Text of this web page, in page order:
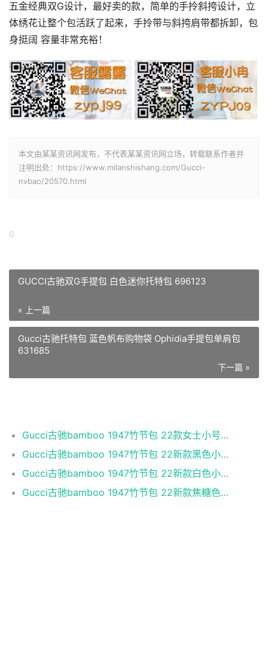
五金经典双G设计，最好卖的款，简单的手拎斜挎设计，立
体绣花让整个包活跃了起来，手拎带与斜挎肩带都拆卸，包
身挺阔 容量非常充裕！
本文由某某资讯网发布，不代表某某资讯网立场，转载联系作者并
注明出处：https://www.milanshishang.com/Gucci-
nvbao/20570.html
0
GUCCI古驰双G手提包 白色迷你托特包 696123
« 上一篇
Gucci古驰托特包 蓝色帆布购物袋 Ophidia手提包单肩包
631685
下一篇 »
Gucci古驰bamboo 1947竹节包 22款女士小号GG大LOGO竹节
Gucci古驰bamboo 1947竹节包 22新款黑色小牛皮小号竹
Gucci古驰bamboo 1947竹节包 22新款白色小牛皮小号竹
Gucci古驰bamboo 1947竹节包 22新款焦糖色小牛皮小号